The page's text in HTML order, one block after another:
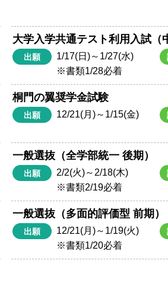
大学入学共通テスト利用入試（
出願
1/17(日)～1/27(水)
※書類1/28必着
桐門の翼奨学金試験
出願 12/21(月)～1/15(金)
一般選抜（全学部統一 後期）
出願
2/2(火)～2/18(木)
※書類2/19必着
一般選抜（多面的評価型 前期）
出願
12/21(月)～1/19(火)
※書類1/20必着